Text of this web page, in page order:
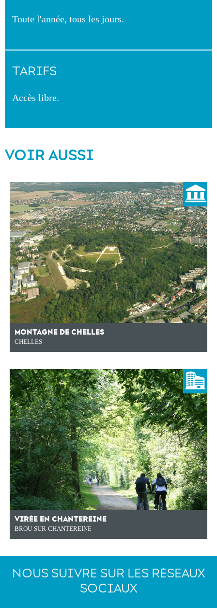
Toute l'année, tous les jours.
TARIFS
Accès libre.
VOIR AUSSI
MONTAGNE DE CHELLES
CHELLES
VIRÉE EN CHANTEREINE
BROU-SUR-CHANTEREINE
NOUS SUIVRE SUR LES RÉSEAUX
SOCIAUX